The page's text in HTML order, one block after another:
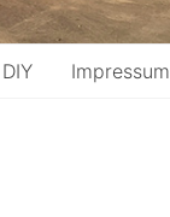
DIY Impressum